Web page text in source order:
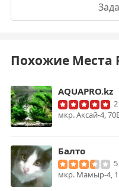
Похожие Места
AQUAPRO.kz
мкр. Аксай-4,
Балто
мкр. Мамыр-4,